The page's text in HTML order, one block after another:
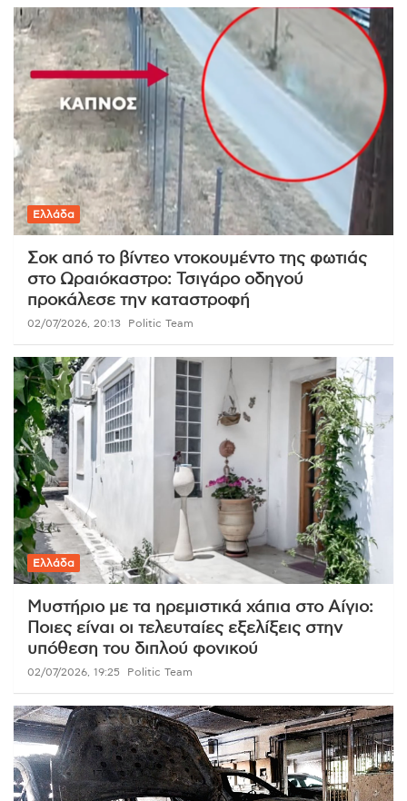
Ελλάδα
Σοκ από το βίντεο ντοκουμέντο της φωτιάς
στο Ωραιόκαστρο: Τσιγάρο οδηγού
προκάλεσε την καταστροφή
02/07/2026, 20:13 Politic Team
Ελλάδα
Μυστήριο με τα ηρεμιστικά χάπια στο Αίγιο:
Ποιες είναι οι τελευταίες εξελίξεις στην
υπόθεση του διπλού φονικού
02/07/2026, 19:25 Politic Team